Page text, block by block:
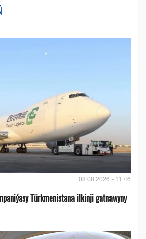
08.08.2026 - 11:46
Türkmenistana ilkinji gatnawyny